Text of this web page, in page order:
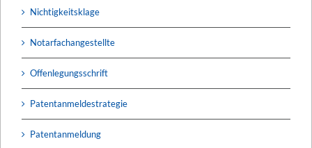
Nichtigkeitsklage
Notarfachangestellte
Offenlegungsschrift
Patentanmeldestrategie
Patentanmeldung